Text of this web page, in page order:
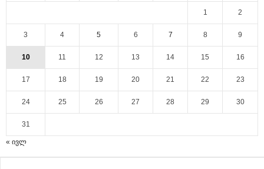
1 2
3 4 5 6 7 8 9
10 11 12 13 14 15 16
17 18 19 20 21 22 23
24 25 26 27 28 29 30
31
« ივლ